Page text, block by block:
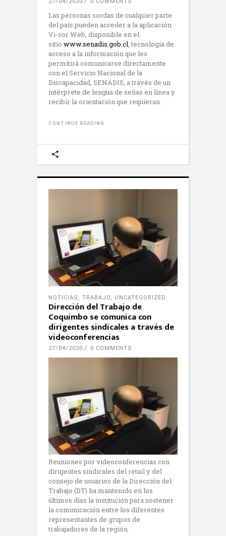
27/04/2020 0 COMMENTS
Las personas sordas de cualquier parte
del país pueden acceder a la aplicación
Vi-sor Web, disponible en el
sitio www.senadis.gob.cl, tecnología de
acceso a la información que les
permitirá comunicarse directamente
con el Servicio Nacional de la
Discapacidad, SENADIS, a través de un
intérprete de lengua de señas en línea y
recibir la orientación que requieran.
CONTINUE READING
NOTICIAS , TRABAJO, UNCATEGORIZED
Dirección del Trabajo de
Coquimbo se comunica con
dirigentes sindicales a través de
videoconferencias
27/04/2020 0 COMMENTS
Reuniones por videoconferencias con
dirigentes sindicales del retail y del
consejo de usuarios de la Dirección del
Trabajo (DT) ha mantenido en los
últimos días la institución para sostener
la comunicación entre los diferentes
representantes de grupos de
trabajadores de la región.